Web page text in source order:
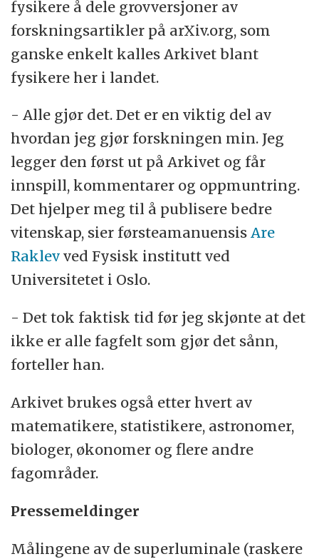
fysikere å dele grovversjoner av
forskningsartikler på arXiv.org, som
ganske enkelt kalles Arkivet blant
fysikere her i landet.
- Alle gjør det. Det er en viktig del av
hvordan jeg gjør forskningen min. Jeg
legger den først ut på Arkivet og får
innspill, kommentarer og oppmuntring.
Det hjelper meg til å publisere bedre
vitenskap, sier førsteamanuensisAre
Raklev ved Fysisk institutt ved
Universitetet i Oslo.
- Det tok faktisk tid før jeg skjønte at det
ikke er alle fagfelt som gjør det sånn,
forteller han.
Arkivet brukes også etter hvert av
matematikere, statistikere, astronomer,
biologer, økonomer og flere andre
fagområder.
Pressemeldinger
Målingene av de superluminale (raskere